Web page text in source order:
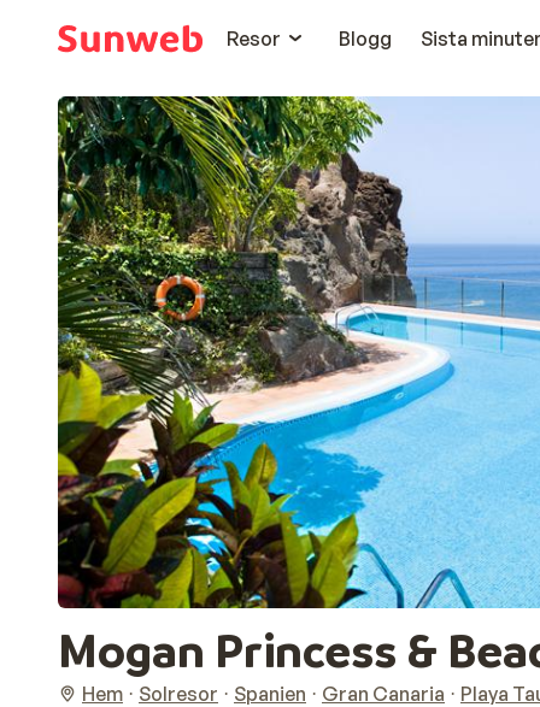
Resor
Blogg Sista
Mogan Princess &
Hem Solresor Spanien Gran Canaria Playa